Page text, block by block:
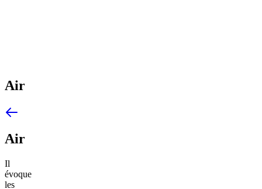
Air
Air
Il
évoque
les